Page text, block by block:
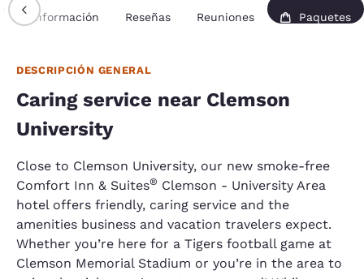
Información Reseñas Reuniones Paquetes
DESCRIPCIÓN GENERAL
Caring service near Clemson
University
Close to Clemson University, our new smoke-free
Comfort Inn & Suites® Clemson - University Area
hotel offers friendly, caring service and the
amenities business and vacation travelers expect.
Whether you’re here for a Tigers football game at
Clemson Memorial Stadium or you’re in the area to